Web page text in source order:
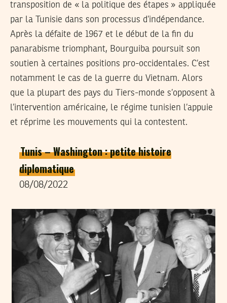
transposition de « la politique des étapes » appliquée
par la Tunisie dans son processus d’indépendance.
Après la défaite de 1967 et le début de la fin du
panarabisme triomphant, Bourguiba poursuit son
soutien à certaines positions pro-occidentales. C’est
notamment le cas de la guerre du Vietnam. Alors
que la plupart des pays du Tiers-monde s’opposent à
l’intervention américaine, le régime tunisien l’appuie
et réprime les mouvements qui la contestent.
Tunis – Washington : petite histoire
diplomatique
08/08/2022